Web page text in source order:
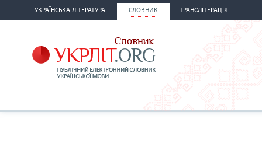
УКРАЇНСЬКА ЛІТЕРАТУРА СЛОВНИК ТРАНСЛІТЕРАЦІЯ